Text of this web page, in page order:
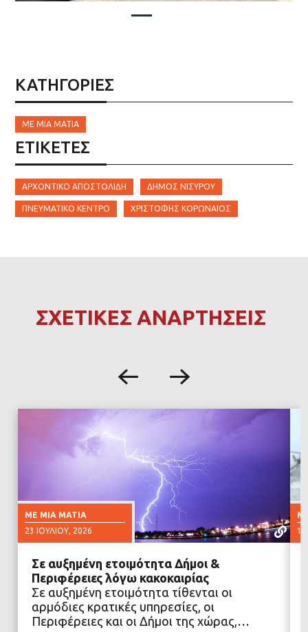
ΚΑΤΗΓΟΡΙΕΣ
ΜΕ ΜΙΑ ΜΑΤΙΆ
ΕΤΙΚΈΤΕΣ
ΑΡΧΟΝΤΙΚΌ ΑΠΟΣΤΟΛΊΔΗ ΔΉΜΟΣ ΝΙΣΎΡΟΥ
ΠΝΕΥΜΑΤΙΚΌ ΚΈΝΤΡΟ ΧΡΙΣΤΟΦΉΣ ΚΟΡΩΝΑΊΟΣ
ΣΧΕΤΙΚΕΣ ΑΝΑΡΤΗΣΕΙΣ
ΜΕ ΜΙΑ ΜΑΤΙΆ
23 ΙΟΥΛΊΟΥ, 2026
ΔΙΑΒΑΣΤΕ ΠΕΡΙΣΣΟΤΕΡΑ
Σε αυξημένη ετοιμότητα Δήμοι &
Περιφέρειες λόγω κακοκαιρίας
Σε αυξημένη ετοιμότητα τίθενται οι
αρμόδιες κρατικές υπηρεσίες, οι
Περιφέρειες και οι Δήμοι της χώρας,…
16